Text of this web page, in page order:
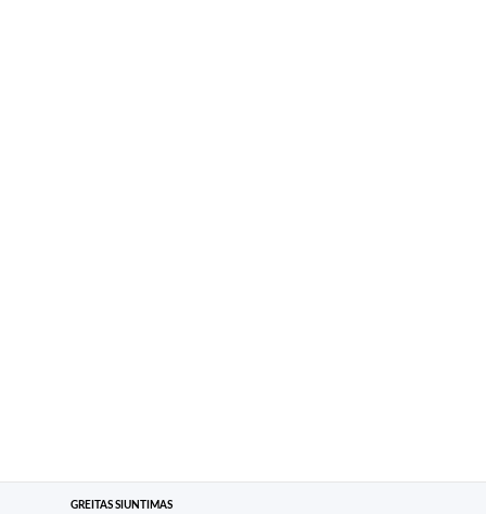
GREITAS SIUNTIMAS